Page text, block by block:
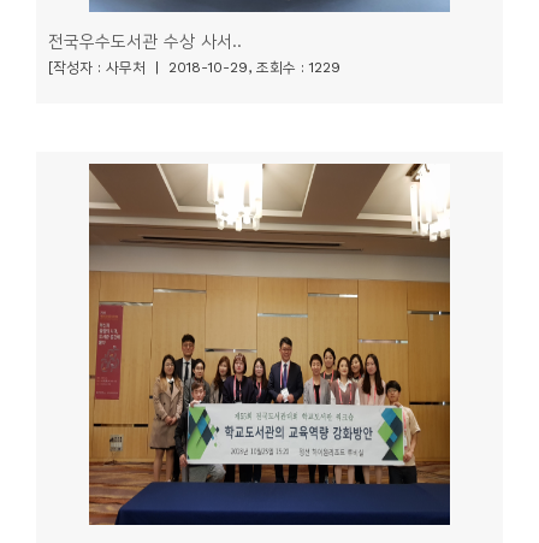
전국우수도서관 수상 사서..
[작성자 : 사무처 | 2018-10-29, 조회수 : 1229